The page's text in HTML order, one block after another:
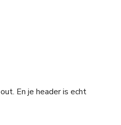
En je header is echt